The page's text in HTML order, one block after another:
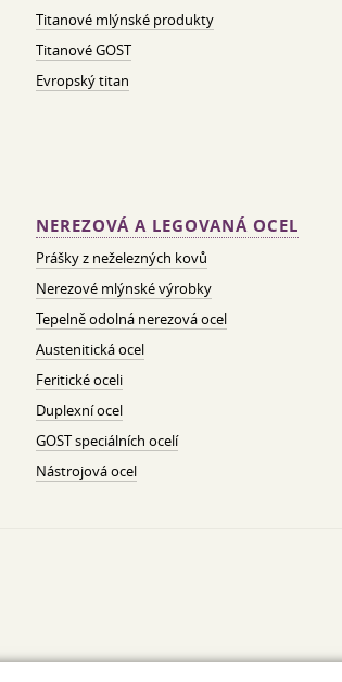
Titanové mlýnské produkty
Titanové GOST
Evropský titan
NEREZOVÁ A LEGOVANÁ OCEL
Prášky z neželezných kovů
Nerezové mlýnské výrobky
Tepelně odolná nerezová ocel
Austenitická ocel
Feritické oceli
Duplexní ocel
GOST speciálních ocelí
Nástrojová ocel